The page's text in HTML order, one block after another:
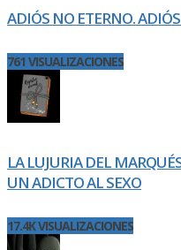
ADIÓS NO ETERNO.
761 VISUALIZACIONES
LA LUJURIA DEL
UN ADICTO AL SEXO
17.4K VISUALIZACIONES